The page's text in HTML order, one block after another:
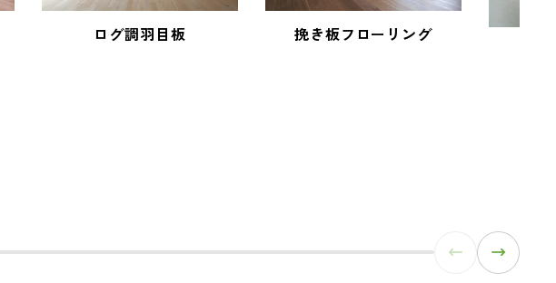
ログ調羽目板 挽き板フローリング